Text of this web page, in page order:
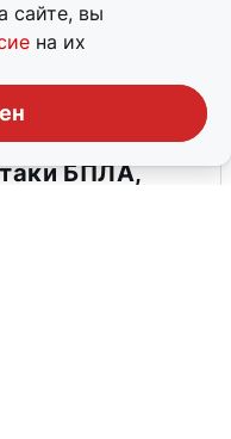
сайте, вы
на их
БПЛА,